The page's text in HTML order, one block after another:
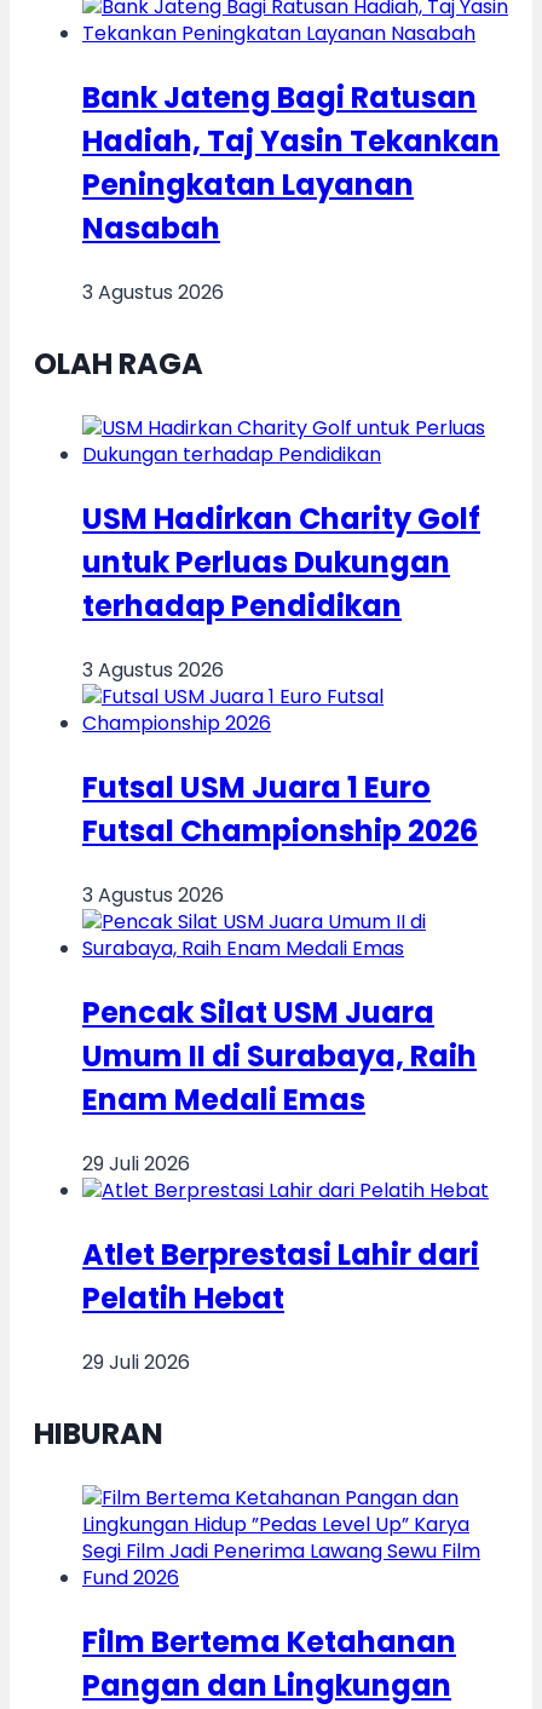
Bank Jateng Bagi Ratusan
Hadiah, Taj Yasin Tekankan
Peningkatan Layanan
Nasabah
3 Agustus 2026
OLAH RAGA
USM Hadirkan Charity Golf
untuk Perluas Dukungan
terhadap Pendidikan
3 Agustus 2026
Futsal USM Juara 1 Euro
Futsal Championship 2026
3 Agustus 2026
Pencak Silat USM Juara
Umum II di Surabaya, Raih
Enam Medali Emas
29 Juli 2026
Atlet Berprestasi Lahir dari
Pelatih Hebat
29 Juli 2026
HIBURAN
Film Bertema Ketahanan
Pangan dan Lingkungan